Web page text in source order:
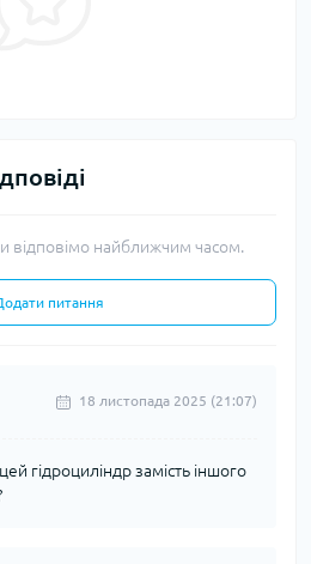
відповімо найближчим часом.
питання
18 листопада 2025 (21:07)
гідроциліндр замість іншого